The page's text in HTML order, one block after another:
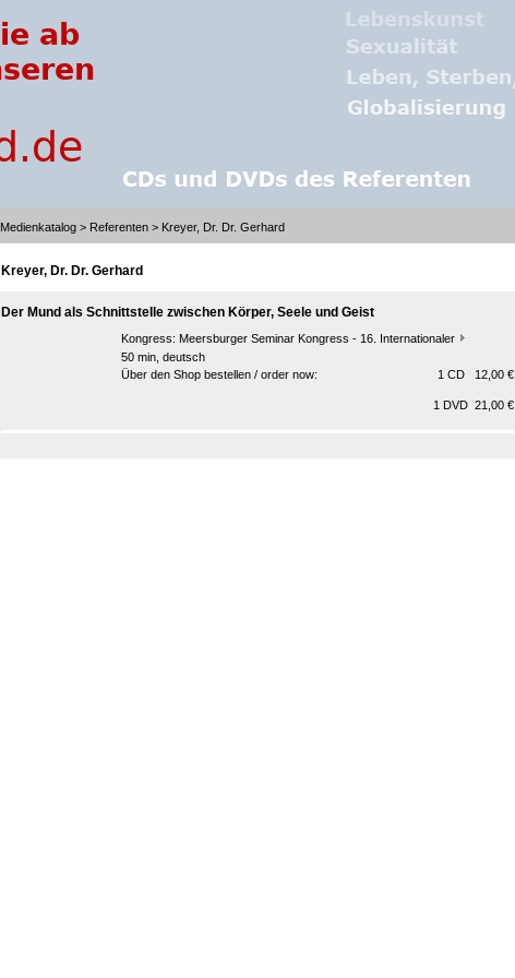
Medienkatalog > Referenten > Kreyer, Dr. Dr. Gerhard
Kreyer, Dr. Dr. Gerhard
Der Mund als Schnittstelle zwischen Körper, Seele und Geist
Kongress: Meersburger Seminar Kongress - 16. Internationaler
50 min, deutsch
Über den Shop bestellen / order now:
1 CD 12,00 €
1 DVD 21,00 €